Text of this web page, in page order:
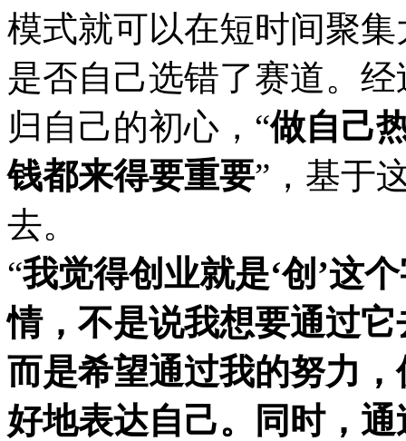
模式就可以在短时间聚
是否自己选错了赛道。
归自己的初心，“做自己
钱都来得要重要”，基于
去。
“我觉得创业就是‘创’这
情，不是说我想要通过
而是希望通过我的努力
好地表达自己。同时，